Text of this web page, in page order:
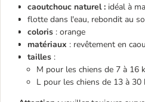
caoutchouc naturel : idéal à
flotte dans l'eau, rebondit au
coloris : orange
matériaux : revêtement en
tailles :
M pour les chiens de 7 à 16
L pour les chiens de 13 à